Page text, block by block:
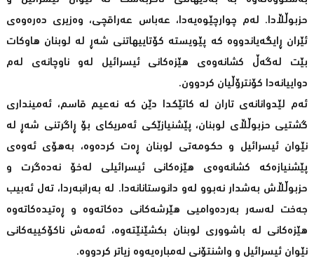
حزبوڵڵادا. لەم چوارچێوەیەدا، عەباس عه‌راقچی، وەزیری دەرەوەی
ئێران ڕایگەیاندووە کە پێویستە کۆتاییهاتنی شەڕ لە لوبنان هاوکات
بێت لەگەڵ کشانەوەی هێزەکانی ئیسرائیل لەو ناوچانەی لەم
دواییانەدا کۆنترۆڵیان کردوون.
ئەم لێدوانانەی تاران لە کاتێکدا دێن کە نەعیم قاسم، ئەمینداری
گشتیی حزبوڵڵای لوبنان، پێشنیازێکی ئەمریکای بۆ ڕاگرتنی شەڕ لە
نێوان ئیسرائیل و حکومەتی لوبنان ڕەت کردەوە، بەهۆی ئەوەی
پێشنیازەکە کشانەوەی هێزەکانی ئیسرائیلی لەخۆ نەدەگرت و
حزبوڵڵاش بەشدار نەبوو لەو دانوستانانەدا. لە بەرانبەردا، ته‌ل ئەبیب
جەخت لەسەر بەردەوامیی هێرشەکانی دەکاتەوە و ڕەتیدەکاتەوە
هێزەکانی لە باشووری لوبنان بکشێنێتەوە، ئەمەش ناکۆکییەکانی
نێوان ئیسرائیل و واشنتۆنی لەمبارەیەوە زیاتر کردووە.